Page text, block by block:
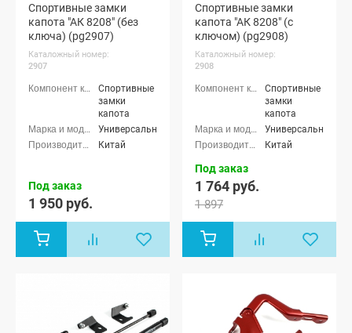
Спортивные замки
капота "АК 8208" (без
ключа) (pg2907)
Каталожный номер:
2907
Спортивные
замки
капота
Универсальные
Китай
Под заказ
1 950 руб.
Спортивные замки
капота "АК 8208" (с
ключом) (pg2908)
Каталожный номер:
2908
Спортивные
замки
капота
Универсальные
Китай
Под заказ
1 764 руб.
1 897